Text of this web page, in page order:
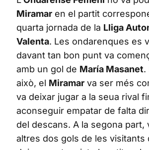
Miramar en el partit
quarta jornada de la Lliga
Valenta. Les ondarenques es
davant tan bon punt va
amb un gol de María Masanet.
això, el Miramar va ser més
va deixar jugar a la seua rival
aconseguir empatar de falta
del descans. A la segona part,
altres dos gols de les visitants